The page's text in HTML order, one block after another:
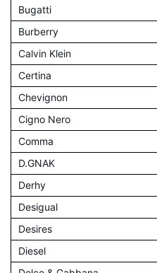
Bugatti
Burberry
Calvin Klein
Certina
Chevignon
Cigno Nero
Comma
D.GNAK
Derhy
Desigual
Desires
Diesel